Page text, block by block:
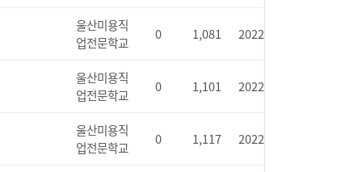
울산미용직
업전문학교
0 1,081 2022.11.24
울산미용직
업전문학교
0 1,101 2022.01.18
울산미용직
업전문학교
0 1,117 2022.01.03